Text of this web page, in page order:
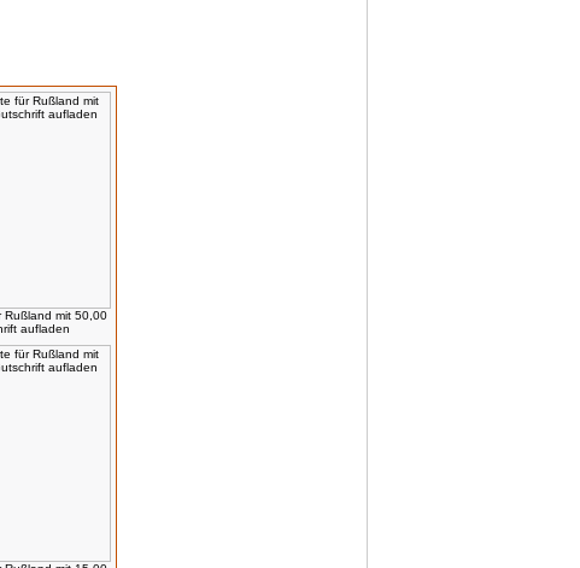
Rußland mit 50,00
aufladen